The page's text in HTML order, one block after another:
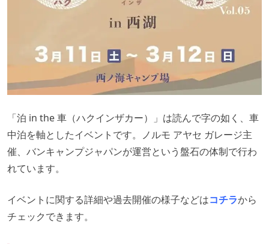
「泊 in the 車（ハクインザカー）」は読んで字の如く、車
中泊を軸としたイベントです。ノルモ アヤセ ガレージ主
催、バンキャンプジャパンが運営という盤石の体制で行わ
れています。
イベントに関する詳細や過去開催の様子などはコチラから
チェックできます。